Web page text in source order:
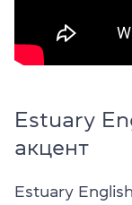
Estuary
акцент
Estuary